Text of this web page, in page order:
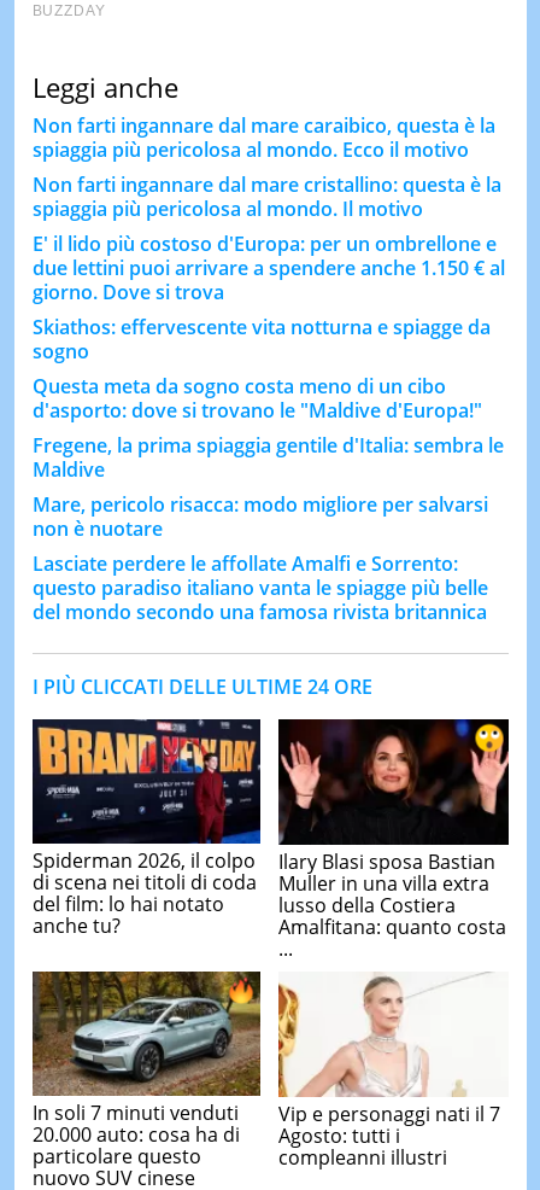
Leggi anche
Non farti ingannare dal mare caraibico, questa è la
spiaggia più pericolosa al mondo. Ecco il motivo
Non farti ingannare dal mare cristallino: questa è la
spiaggia più pericolosa al mondo. Il motivo
E' il lido più costoso d'Europa: per un ombrellone e
due lettini puoi arrivare a spendere anche 1.150 € al
giorno. Dove si trova
Skiathos: effervescente vita notturna e spiagge da
sogno
Questa meta da sogno costa meno di un cibo
d'asporto: dove si trovano le "Maldive d'Europa!"
Fregene, la prima spiaggia gentile d'Italia: sembra le
Maldive
Mare, pericolo risacca: modo migliore per salvarsi
non è nuotare
Lasciate perdere le affollate Amalfi e Sorrento:
questo paradiso italiano vanta le spiagge più belle
del mondo secondo una famosa rivista britannica
I PIÙ CLICCATI DELLE ULTIME 24 ORE
Spiderman 2026, il colpo
di scena nei titoli di coda
del film: lo hai notato
anche tu?
Ilary Blasi sposa Bastian
Muller in una villa extra
lusso della Costiera
Amalfitana: quanto costa
...
In soli 7 minuti venduti
20.000 auto: cosa ha di
particolare questo
nuovo SUV cinese
Vip e personaggi nati il 7
Agosto: tutti i
compleanni illustri